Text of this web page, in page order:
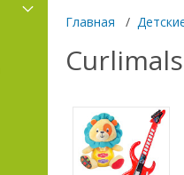
Главная /